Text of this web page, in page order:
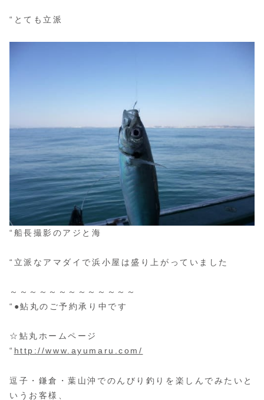
“とても立派
“船長撮影のアジと海
“立派なアマダイで浜小屋は盛り上がっていました
～～～～～～～～～～～～～
“●鮎丸のご予約承り中です
☆鮎丸ホームページ
“ http://www.ayumaru.com/
逗子・鎌倉・葉山沖でのんびり釣りを楽しんでみたいと
いうお客様、